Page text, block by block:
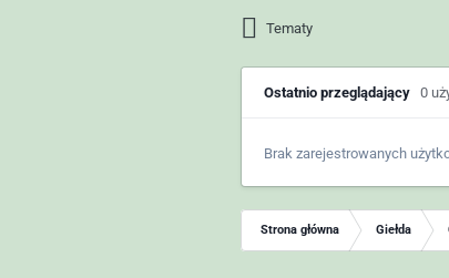
Tematy
Ostatnio przeglądający 0
Brak zarejestrowanych
Strona główna Giełda